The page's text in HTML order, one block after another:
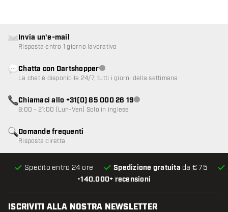
•140.000+ recensioni
Spedito entro 24 ore Spedizione gratuita da € 75
Domande frequenti
Risposta diretta
Invia un'e-mail
Risposta entro 1 giorno lavorativo
Chatta con DartshopperServizio clienti non disponibile
La chat è disponibile 24/7, tutti i giorni della settimana
Chiamaci allo +31(0) 85 000 26 19Servizio clienti non disponibile
8:00 - 21:00 (Lun-Ven) Solo in inglese
ISCRIVITI ALLA NOSTRA NEWSLETTER